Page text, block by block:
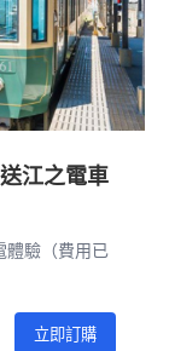
江之電車
體驗（費用已
立即訂購